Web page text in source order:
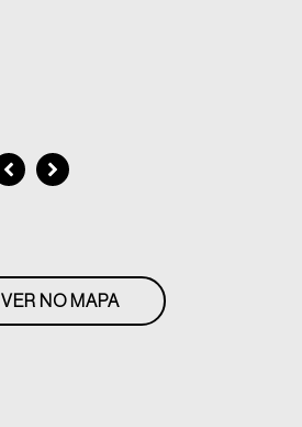
VER NO MAPA